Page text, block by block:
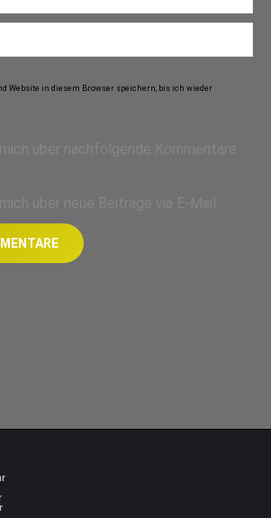
Website in diesem Browser speichern, bis ich wieder
über nachfolgende Kommentare
über neue Beiträge via E-Mail.